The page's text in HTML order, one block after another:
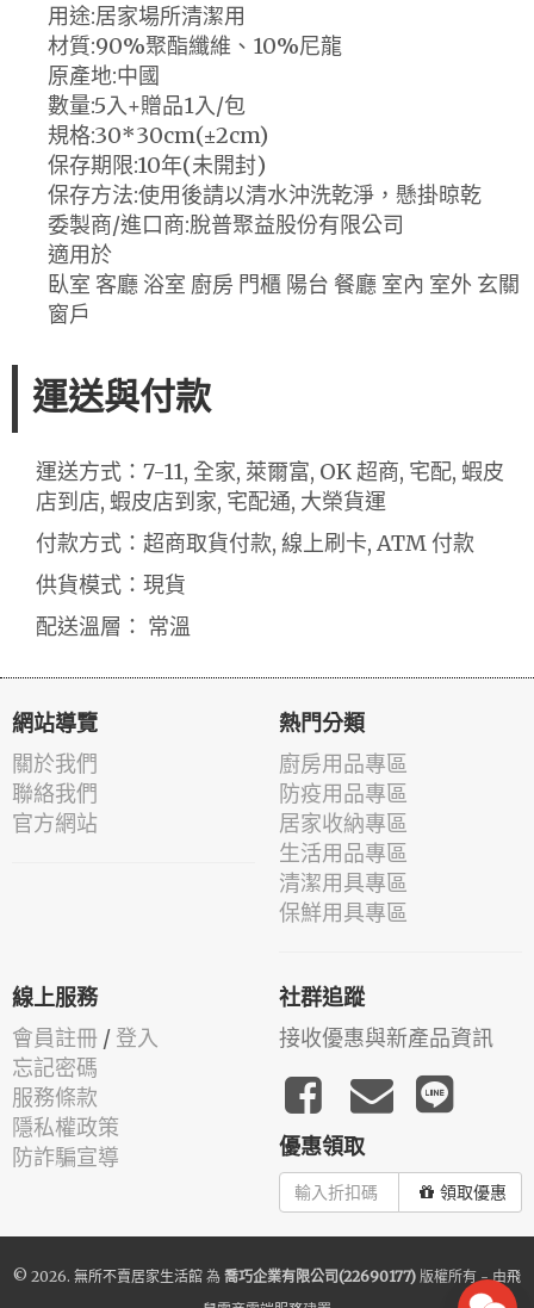
用途:居家場所清潔用
材質:90%聚酯纖維、10%尼龍
原產地:中國
數量:5入+贈品1入/包
規格:30*30cm(±2cm)
保存期限:10年(未開封)
保存方法:使用後請以清水沖洗乾淨，懸掛晾乾
委製商/進口商:脫普聚益股份有限公司
適用於
臥室 客廳 浴室 廚房 門櫃 陽台 餐廳 室內 室外 玄關
窗戶
運送與付款
運送方式：7-11, 全家, 萊爾富, OK 超商, 宅配, 蝦皮
店到店, 蝦皮店到家, 宅配通, 大榮貨運
付款方式：超商取貨付款, 線上刷卡, ATM 付款
供貨模式：現貨
配送溫層： 常溫
網站導覽
關於我們
聯絡我們
官方網站
熱門分類
廚房用品專區
防疫用品專區
居家收納專區
生活用品專區
清潔用具專區
保鮮用具專區
線上服務
會員註冊 / 登入
忘記密碼
服務條款
隱私權政策
防詐騙宣導
社群追蹤
接收優惠與新產品資訊
優惠領取
領取優惠
© 2026. 無所不賣居家生活館 為 喬巧企業有限公司(22690177) 版權所有 - 由飛